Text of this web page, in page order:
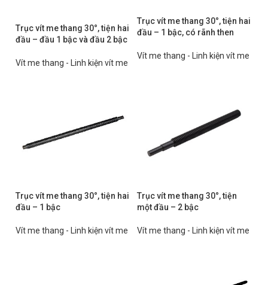
Trục vít me thang 30°, tiện hai
đầu – đầu 1 bậc và đầu 2 bậc
Vít me thang - Linh kiện vít me
Trục vít me thang 30°, tiện hai
đầu – 1 bậc, có rãnh then
Vít me thang - Linh kiện vít me
Trục vít me thang 30°, tiện hai
đầu – 1 bậc
Vít me thang - Linh kiện vít me
Trục vít me thang 30°, tiện
một đầu – 2 bậc
Vít me thang - Linh kiện vít me